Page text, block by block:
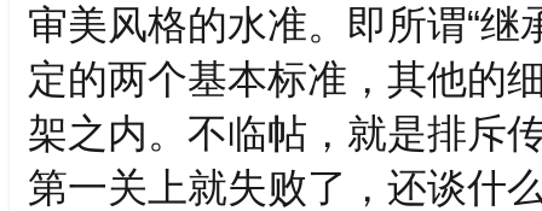
审美风格的水准。即所谓“继
定的两个基本标准，其他的
架之内。不临帖，就是排斥
第一关上就失败了，还谈什